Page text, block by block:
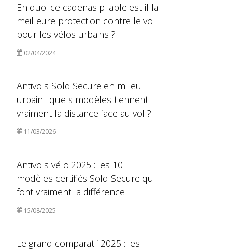
En quoi ce cadenas pliable est-il la
meilleure protection contre le vol
pour les vélos urbains ?
02/04/2024
Antivols Sold Secure en milieu
urbain : quels modèles tiennent
vraiment la distance face au vol ?
11/03/2026
Antivols vélo 2025 : les 10
modèles certifiés Sold Secure qui
font vraiment la différence
15/08/2025
Le grand comparatif 2025 : les